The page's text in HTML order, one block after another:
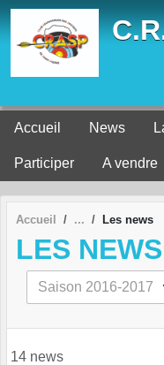
Accueil News
Participer A vendre
Accueil Les news
LES NEWS
14 news
Panneau de gestion des